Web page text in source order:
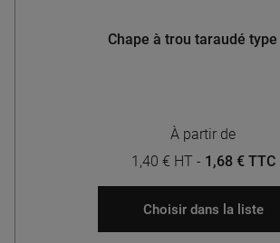
Chape à trou taraudé type
À partir de
1,40 € HT - 1,68 € TTC
Choisir dans la liste